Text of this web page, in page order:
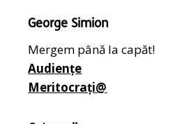
George Simion
Mergem până la capăt!
Audiențe
Meritocrați@